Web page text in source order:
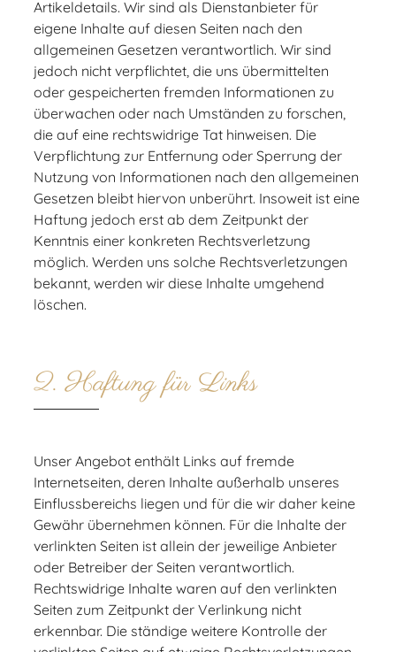
Artikeldetails. Wir sind als Dienstanbieter für
eigene Inhalte auf diesen Seiten nach den
allgemeinen Gesetzen verantwortlich. Wir sind
jedoch nicht verpflichtet, die uns übermittelten
oder gespeicherten fremden Informationen zu
überwachen oder nach Umständen zu forschen,
die auf eine rechtswidrige Tat hinweisen. Die
Verpflichtung zur Entfernung oder Sperrung der
Nutzung von Informationen nach den allgemeinen
Gesetzen bleibt hiervon unberührt. Insoweit ist eine
Haftung jedoch erst ab dem Zeitpunkt der
Kenntnis einer konkreten Rechtsverletzung
möglich. Werden uns solche Rechtsverletzungen
bekannt, werden wir diese Inhalte umgehend
löschen.
2. Haftung für Links
Unser Angebot enthält Links auf fremde
Internetseiten, deren Inhalte außerhalb unseres
Einflussbereichs liegen und für die wir daher keine
Gewähr übernehmen können. Für die Inhalte der
verlinkten Seiten ist allein der jeweilige Anbieter
oder Betreiber der Seiten verantwortlich.
Rechtswidrige Inhalte waren auf den verlinkten
Seiten zum Zeitpunkt der Verlinkung nicht
erkennbar. Die ständige weitere Kontrolle der